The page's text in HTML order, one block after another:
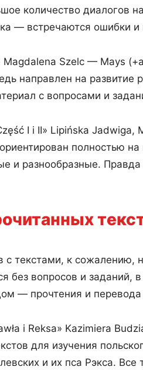
количество диалогов
— встречаются ошибки и
Szelc — Mays
направлен на развитие
с вопросами и
I i II» Lipińska Jadwiga,
полностью
и разнообразные.
с текстами, к сожалению,
без вопросов и
— прочтения и перевода
i Reksa» Kazimiera
для изучения
и их пса Рэкса. Все